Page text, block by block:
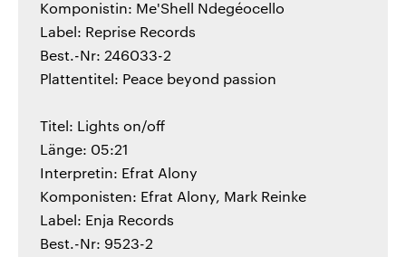
Komponistin: Me'Shell Ndegéocello
Label: Reprise Records
Best.-Nr: 246033-2
Plattentitel: Peace beyond passion
Titel: Lights on/off
Länge: 05:21
Interpretin: Efrat Alony
Komponisten: Efrat Alony, Mark Reinke
Label: Enja Records
Best.-Nr: 9523-2